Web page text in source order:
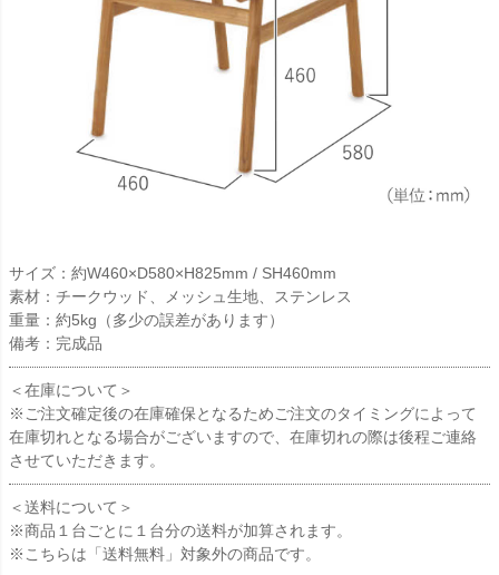
サイズ：約W460×D580×H825mm / SH460mm
素材：チークウッド、メッシュ生地、ステンレス
重量：約5kg（多少の誤差があります）
備考：完成品
＜在庫について＞
※ご注文確定後の在庫確保となるためご注文のタイミングによって
在庫切れとなる場合がございますので、在庫切れの際は後程ご連絡
させていただきます。
＜送料について＞
※商品１台ごとに１台分の送料が加算されます。
※こちらは「送料無料」対象外の商品です。